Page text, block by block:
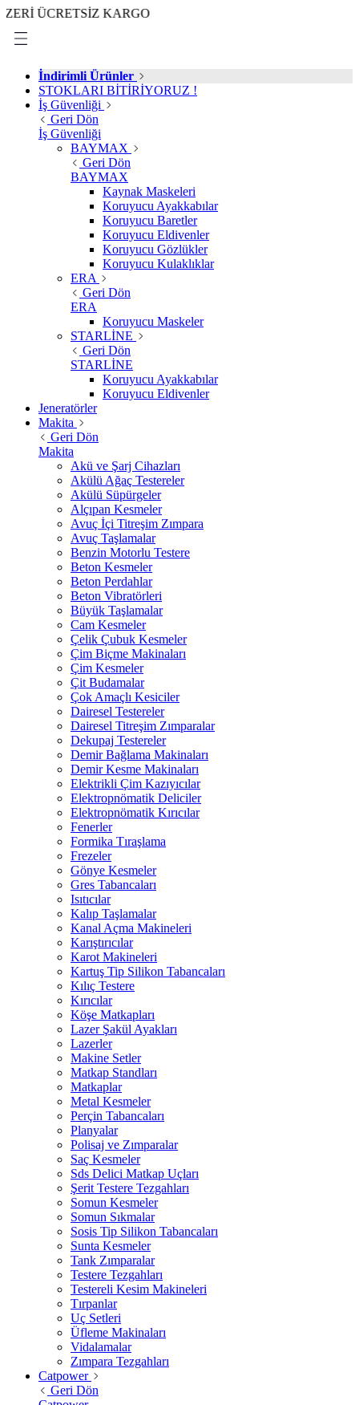
KARGO
İndirimli Ürünler
STOKLARI BİTİRİYORUZ !
İş Güvenliği
Geri Dön
İş Güvenliği
BAYMAX
Geri Dön
BAYMAX
Kaynak Maskeleri
Koruyucu Ayakkabılar
Koruyucu Baretler
Koruyucu Eldivenler
Koruyucu Gözlükler
Koruyucu Kulaklıklar
ERA
Geri Dön
ERA
Koruyucu Maskeler
STARLİNE
Geri Dön
STARLİNE
Koruyucu Ayakkabılar
Koruyucu Eldivenler
Jeneratörler
Makita
Geri Dön
Makita
Akü ve Şarj Cihazları
Akülü Ağaç Testereler
Akülü Süpürgeler
Alçıpan Kesmeler
Avuç İçi Titreşim Zımpara
Avuç Taşlamalar
Benzin Motorlu Testere
Beton Kesmeler
Beton Perdahlar
Beton Vibratörleri
Büyük Taşlamalar
Cam Kesmeler
Çelik Çubuk Kesmeler
Çim Biçme Makinaları
Çim Kesmeler
Çit Budamalar
Çok Amaçlı Kesiciler
Dairesel Testereler
Dairesel Titreşim Zımparalar
Dekupaj Testereler
Demir Bağlama Makinaları
Demir Kesme Makinaları
Elektrikli Çim Kazıyıcılar
Elektropnömatik Deliciler
Elektropnömatik Kırıcılar
Fenerler
Formika Tıraşlama
Frezeler
Gönye Kesmeler
Gres Tabancaları
Isıtıcılar
Kalıp Taşlamalar
Kanal Açma Makineleri
Karıştırıcılar
Karot Makineleri
Kartuş Tip Silikon Tabancaları
Kılıç Testere
Kırıcılar
Köşe Matkapları
Lazer Şakül Ayakları
Lazerler
Makine Setler
Matkap Standları
Matkaplar
Metal Kesmeler
Perçin Tabancaları
Planyalar
Polisaj ve Zımparalar
Saç Kesmeler
Sds Delici Matkap Uçları
Şerit Testere Tezgahları
Somun Kesmeler
Somun Sıkmalar
Sosis Tip Silikon Tabancaları
Sunta Kesmeler
Tank Zımparalar
Testere Tezgahları
Testereli Kesim Makineleri
Tırpanlar
Uç Setleri
Üfleme Makinaları
Vidalamalar
Zımpara Tezgahları
Catpower
Geri Dön